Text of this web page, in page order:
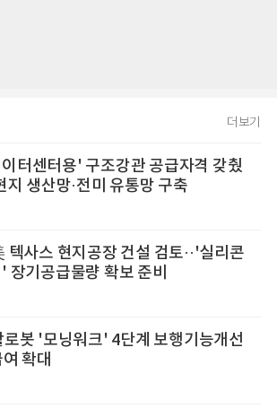
더보기
터센터용' 구조강관 공급자격 갖췄
생산망·전미 유통망 구축
텍사스 현지공장 건설 검토··'실리콘
장기공급물량 확보 준비
봇 '모닝워크' 4단계 보행기능개선
확대